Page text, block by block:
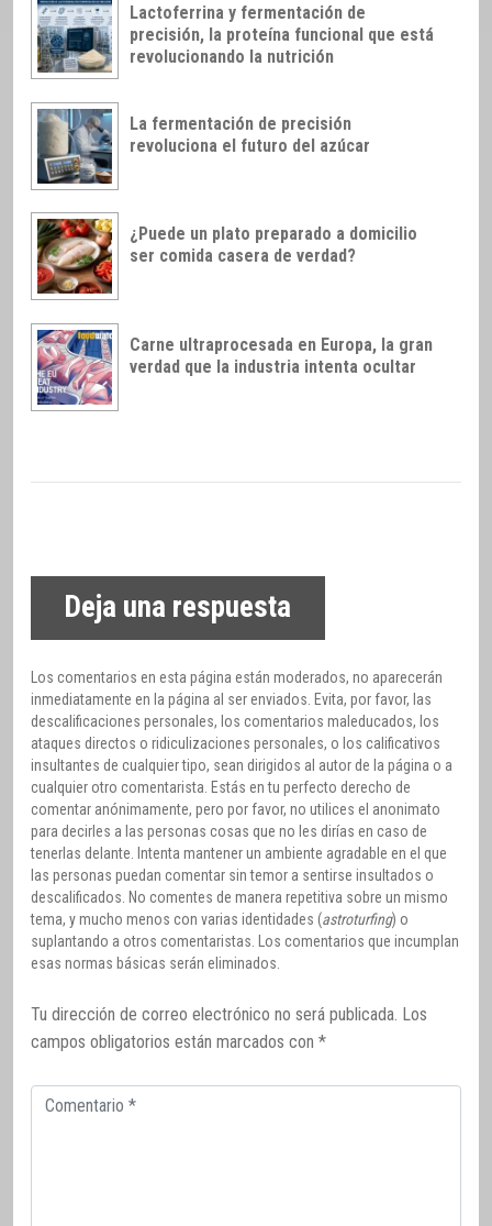
Lactoferrina y fermentación de
precisión, la proteína funcional que está
revolucionando la nutrición
La fermentación de precisión
revoluciona el futuro del azúcar
¿Puede un plato preparado a domicilio
ser comida casera de verdad?
Carne ultraprocesada en Europa, la gran
verdad que la industria intenta ocultar
Deja una respuesta
Los comentarios en esta página están moderados, no aparecerán
inmediatamente en la página al ser enviados. Evita, por favor, las
descalificaciones personales, los comentarios maleducados, los
ataques directos o ridiculizaciones personales, o los calificativos
insultantes de cualquier tipo, sean dirigidos al autor de la página o a
cualquier otro comentarista. Estás en tu perfecto derecho de
comentar anónimamente, pero por favor, no utilices el anonimato
para decirles a las personas cosas que no les dirías en caso de
tenerlas delante. Intenta mantener un ambiente agradable en el que
las personas puedan comentar sin temor a sentirse insultados o
descalificados. No comentes de manera repetitiva sobre un mismo
tema, y mucho menos con varias identidades (astroturfing) o
suplantando a otros comentaristas. Los comentarios que incumplan
esas normas básicas serán eliminados.
Tu dirección de correo electrónico no será publicada. Los
campos obligatorios están marcados con *
Comentario